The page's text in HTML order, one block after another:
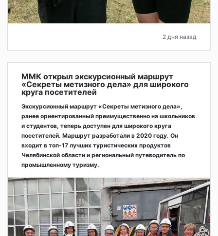
2 дня назад
ММК открыл экскурсионный маршрут
«Секреты метизного дела» для широкого
круга посетителей
Экскурсионный маршрут «Секреты метизного дела»,
ранее ориентированный преимущественно на школьников
и студентов, теперь доступен для широкого круга
посетителей. Маршрут разработали в 2020 году. Он
входит в топ-17 лучших туристических продуктов
Челябинской области и региональный путеводитель по
промышленному туризму.